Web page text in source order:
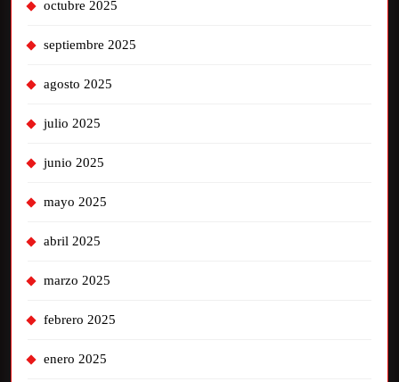
octubre 2025
septiembre 2025
agosto 2025
julio 2025
junio 2025
mayo 2025
abril 2025
marzo 2025
febrero 2025
enero 2025